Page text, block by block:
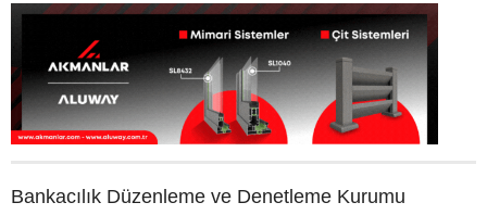
Bankacılık Düzenleme ve Denetleme Kurumu